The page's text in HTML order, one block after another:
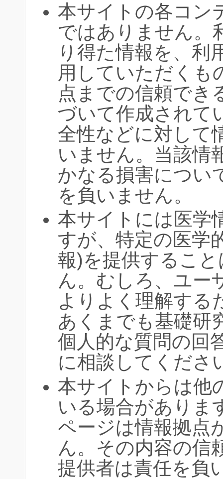
本サイトの各コン
ではありません。
り得た情報を、利
用していただくも
点までの信頼でき
づいて作成されて
全性などに対して
いません。当該情
かなる損害につい
を負いません。
本サイトには医学
すが、特定の医学
報)を提供するこ
ん。むしろ、ユー
よりよく理解する
あくまでも基礎研
個人的な質問の回
に相談してくださ
本サイトからは他
いる場合がありま
ページは情報拠点
ん。その内容の信
提供者は責任を負